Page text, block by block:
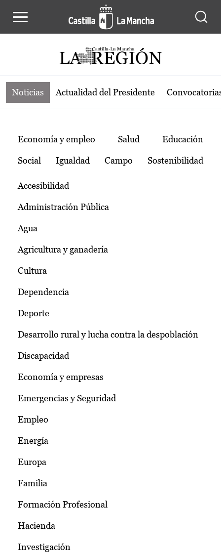
Noticias de la región de Castilla-La
Noticias Actualidad del Presidente
Temas
Economía y empleo Salud Educación
Social Igualdad Campo Sostenibilidad
Accesibilidad
Administración Pública
Agua
Agricultura y ganadería
Cultura
Dependencia
Deporte
Desarrollo rural y lucha contra la despoblación
Discapacidad
Economía y empresas
Emergencias y Seguridad
Empleo
Energía
Europa
Familia
Formación Profesional
Hacienda
Investigación